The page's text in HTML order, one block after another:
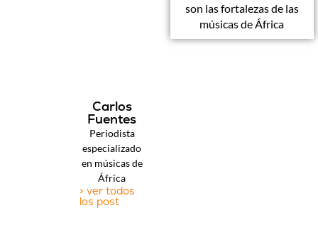
son las fortalezas de las
músicas de África
Carlos
Fuentes
Periodista
especializado
en músicas de
África
> ver todos
los post